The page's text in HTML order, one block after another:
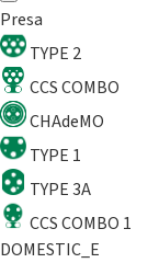
Presa
TYPE 2
CCS COMBO
CHAdeMO
TYPE 1
TYPE 3A
CCS COMBO 1
DOMESTIC_E